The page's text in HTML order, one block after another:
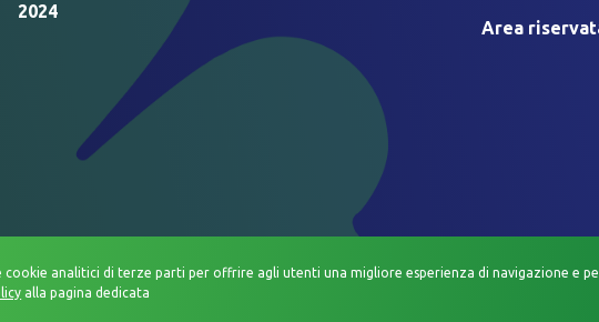
2024
Area
analitici di terze parti per offrire agli utenti una migliore esperienza di navigazione e
alla pagina dedicata